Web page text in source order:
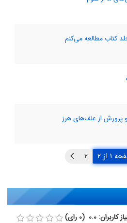
کتاب مطالعه می‌کنم
از علف‌های هرز
۱ از ۲
0.0 (0 رای)